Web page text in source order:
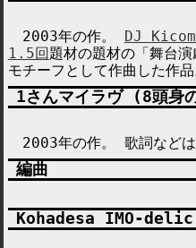
2003年の作。 DJ
1.5回題材の題材の「舞台
モチーフとして作曲した作品
1さんマイラヴ (8頭身
2003年の作。 歌詞などは
編曲
Kohadesa IMO-delic